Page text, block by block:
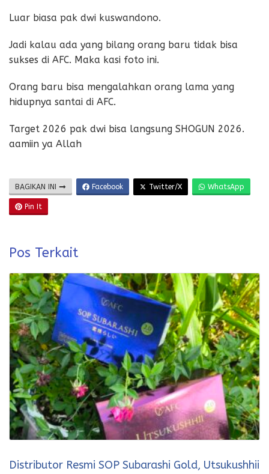
Luar biasa pak dwi kuswandono.
Jadi kalau ada yang bilang orang baru tidak bisa
sukses di AFC. Maka kasi foto ini.
Orang baru bisa mengalahkan orang lama yang
hidupnya santai di AFC.
Target 2026 pak dwi bisa langsung SHOGUN 2026.
aamiin ya Allah
BAGIKAN INI Facebook Twitter/X WhatsApp
Pin It
Pos Terkait
Distributor Resmi SOP Subarashi Gold, Utsukushhii